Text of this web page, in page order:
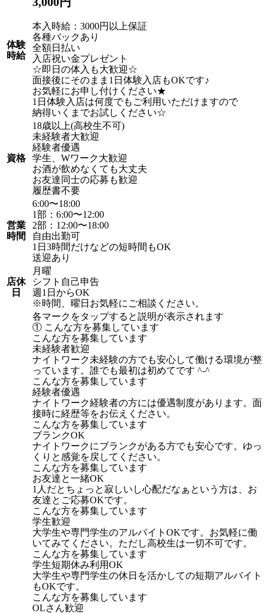
体験
時給
本入時給：3000円以上保証
各種バックあり
全額日払い
入店祝い金プレゼント
☆即日の体入も大歓迎☆
面接後にそのまま1日体験入店もOKです♪
お気軽にお申し付けください★
1日体験入店は何度でもご利用いただけますので
納得いくまでお試しください☆
資格
18歳以上(高校生不可)
未経験者大歓迎
経験者優遇
学生、Wワーク大歓迎
お酒が飲めなくても大丈夫
お友達同士の応募も歓迎
履歴書不要
営業
時間
6:00〜18:00
1部：6:00〜12:00
2部：12:00〜18:00
自由出勤可
1日3時間だけなどの短時間もOK
送迎あり
店休
日
月曜
シフト自己申告
週1日からOK
※時間、曜日お気軽にご相談ください。
各マークをタップすると説明が表示されます
① こんな方を募集しています
こんな方を募集しています
未経験者歓迎
ナイトワーク未経験の方でも安心して働ける環境が整
っています。誰でも最初は初めてです ^-^
こんな方を募集しています
経験者優遇
ナイトワーク経験者の方には優遇制度があります。面
接時に経歴等をお伝えください。
こんな方を募集しています
ブランクOK
ナイトワークにブランクがある方でも安心です。ゆっ
くりと感覚を戻してください。
こんな方を募集しています
お友達と一緒OK
1人だとちょっと寂しいし心配だなぁという方は、お
友達とご応募OKです。
こんな方を募集しています
学生歓迎
大学生や専門学生のアルバイトOKです。お気軽に働
いてみてください。ただし高校生は一切不可です。
こんな方を募集しています
学生短期休み利用OK
大学生や専門学生の休日を活かしての短期アルバイト
もOKです。
こんな方を募集しています
OLさん歓迎